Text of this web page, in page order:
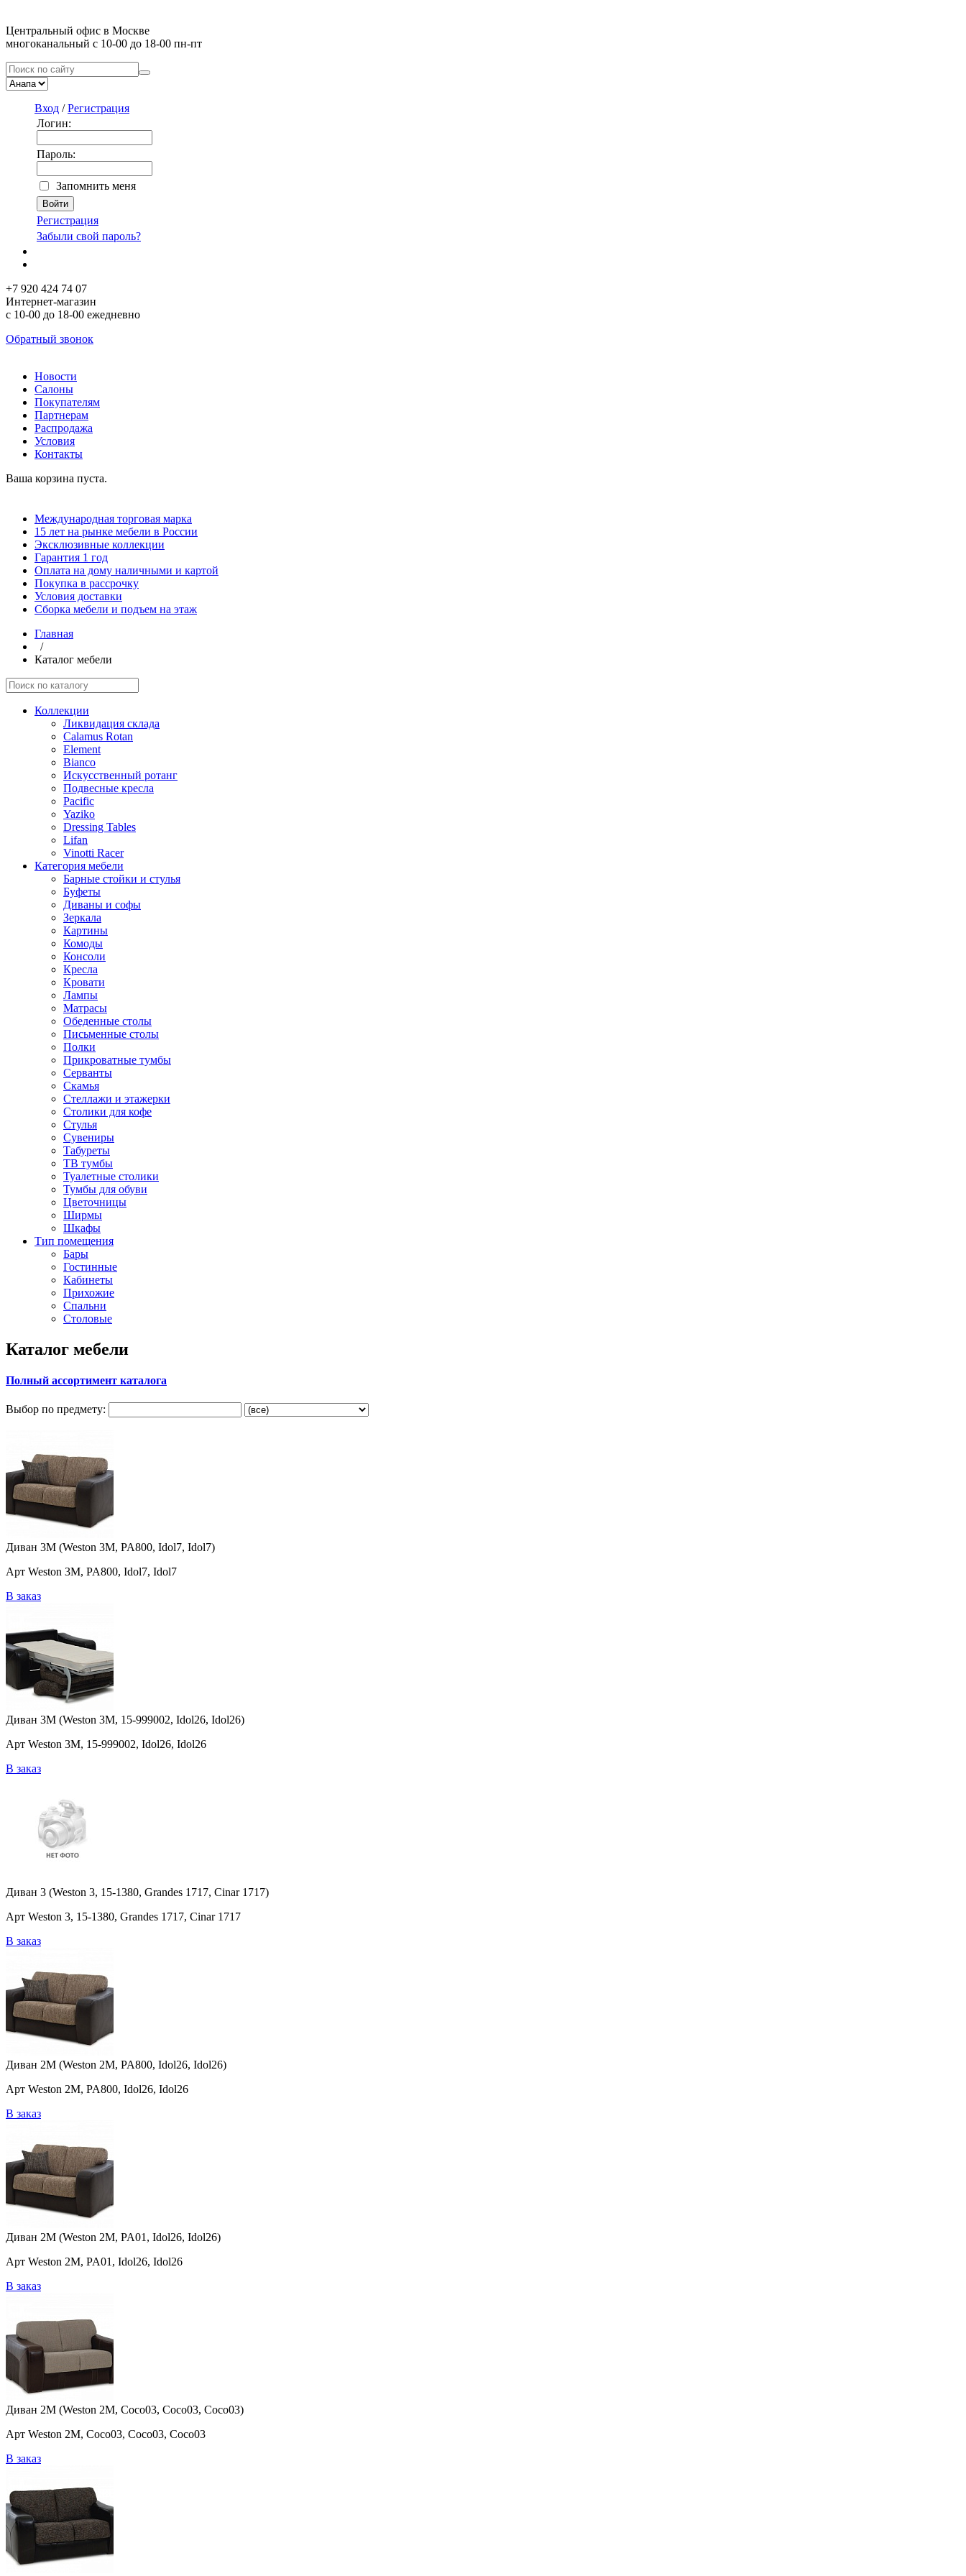
Центральный офис в Москве
многоканальный с 10-00 до 18-00 пн-пт
Вход /Регистрация
Логин:
Пароль:
Запомнить меня
Регистрация
Забыли свой пароль?
+7 920 424 74 07
Интернет-магазин
с 10-00 до 18-00 ежедневно
Обратный звонок
Новости
Салоны
Покупателям
Партнерам
Распродажа
Условия
Контакты
Ваша корзина пуста.
Международная торговая марка
15 лет на рынке мебели в России
Эксклюзивные коллекции
Гарантия 1 год
Оплата на дому наличными и картой
Покупка в рассрочку
Условия доставки
Сборка мебели и подъем на этаж
Главная
/
Каталог мебели
Коллекции
Ликвидация склада
Calamus Rotan
Element
Bianco
Искусственный ротанг
Подвесные кресла
Pacific
Yaziko
Dressing Tables
Lifan
Vinotti Racer
Категория мебели
Барные стойки и стулья
Буфеты
Диваны и софы
Зеркала
Картины
Комоды
Консоли
Кресла
Кровати
Лампы
Матрасы
Обеденные столы
Письменные столы
Полки
Прикроватные тумбы
Серванты
Скамья
Стеллажи и этажерки
Столики для кофе
Стулья
Сувениры
Табуреты
ТВ тумбы
Туалетные столики
Тумбы для обуви
Цветочницы
Ширмы
Шкафы
Тип помещения
Бары
Гостинные
Кабинеты
Прихожие
Спальни
Столовые
Каталог мебели
Полный ассортимент каталога
Выбор по предмету:
Диван 3M (Weston 3M, PA800, Idol7, Idol7)
Арт Weston 3M, PA800, Idol7, Idol7
В заказ
Диван 3M (Weston 3M, 15-999002, Idol26, Idol26)
Арт Weston 3M, 15-999002, Idol26, Idol26
В заказ
Диван 3 (Weston 3, 15-1380, Grandes 1717, Cinar 1717)
Арт Weston 3, 15-1380, Grandes 1717, Cinar 1717
В заказ
Диван 2M (Weston 2M, PA800, Idol26, Idol26)
Арт Weston 2M, PA800, Idol26, Idol26
В заказ
Диван 2M (Weston 2M, PA01, Idol26, Idol26)
Арт Weston 2M, PA01, Idol26, Idol26
В заказ
Диван 2M (Weston 2M, Coco03, Coco03, Coco03)
Арт Weston 2M, Coco03, Coco03, Coco03
В заказ